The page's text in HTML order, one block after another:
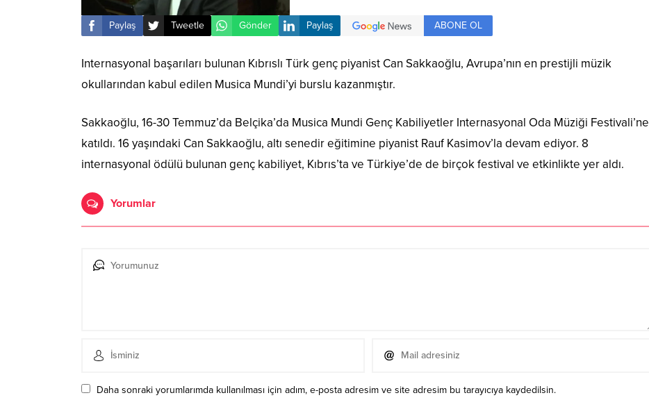
Paylaş Tweetle Gönder Paylaş ABONE OL
Internasyonal başarıları bulunan Kıbrıslı Türk genç piyanist Can Sakkaoğlu, Avrupa’nın en prestijli müzik
okullarından kabul edilen Musica Mundi’yi burslu kazanmıştır.
Sakkaoğlu, 16-30 Temmuz’da Belçika’da Musica Mundi Genç Kabiliyetler Internasyonal Oda Müziği Festivali’ne
katıldı. 16 yaşındaki Can Sakkaoğlu, altı senedir eğitimine piyanist Rauf Kasimov’la devam ediyor. 8
internasyonal ödülü bulunan genç kabiliyet, Kıbrıs’ta ve Türkiye’de de birçok festival ve etkinlikte yer aldı.
Yorumlar
Daha sonraki yorumlarımda kullanılması için adım, e-posta adresim ve site adresim bu tarayıcıya kaydedilsin.